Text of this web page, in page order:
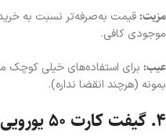
مزیت:قیمت به‌صرفه‌تر نسبت به
موجودی کافی.
عیب: برای استفاده‌های خیلی کوچک
بمونه (هرچند انقضا نداره).
۴. گیفت کارت ۵۰ یورویی